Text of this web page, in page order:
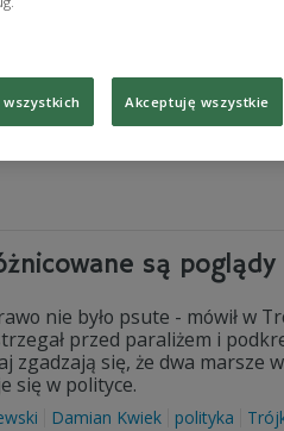
z najpoważniejszych
zdrowie medycyna nowotwory rak
są poglądy
nie było psute - mówił w
przed paraliżem i
się, że dwa marsze
się w polityce.
Damian Kwiek polityka
Akceptuję wszystkie